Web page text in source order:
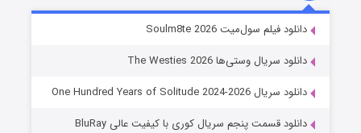
خاندان اژدها فصل ۳دانلود فیلم سول‌میت Soulm8te 2026
دانلود سریال وستی‌ها The Westies 2026
دانلود سریال One Hundred Years of Solitude 2024-2026
دانلود قسمت پنجم سریال کوری با کیفیت عالی BluRay